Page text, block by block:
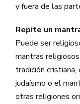
y fuera de las
Repite un
Puede ser
mantras
tradición
judaísmo o el
otras religiones